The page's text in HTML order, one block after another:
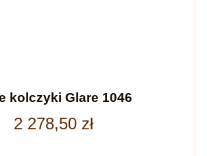
kolczyki Glare 1046
2 278,50 zł